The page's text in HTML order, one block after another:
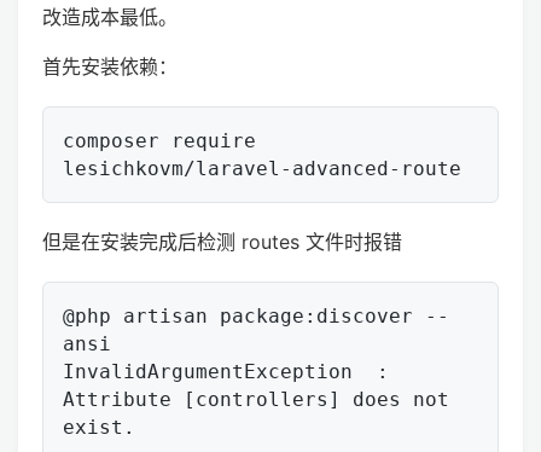
改造成本最低。
首先安装依赖：
composer require
但是在安装完成后检测 routes 文件时报错
@php artisan package:discover --
ansi
InvalidArgumentException  :
Attribute [controllers] does not